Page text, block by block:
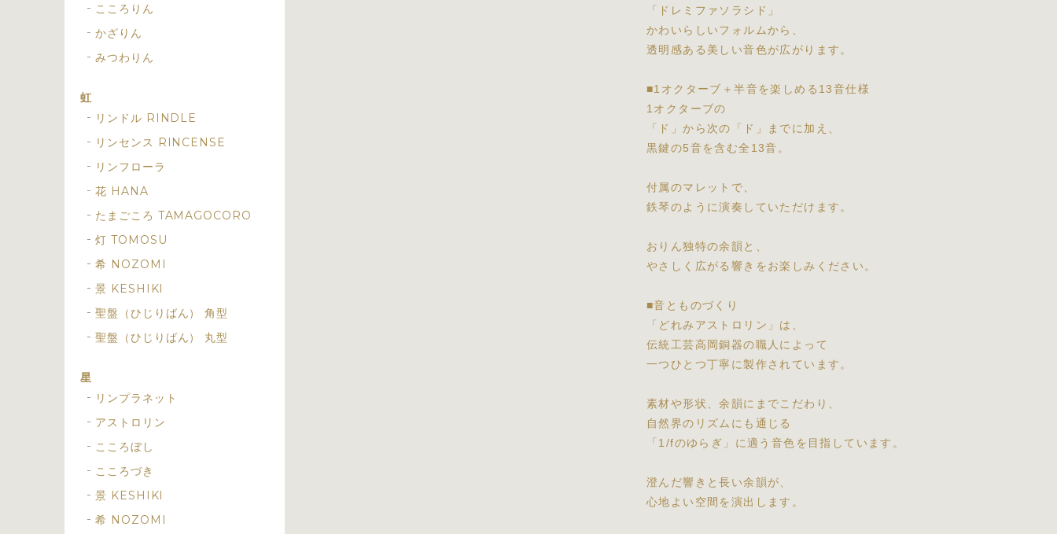
「ドレミファソラシド」
かわいらしいフォルムから、
透明感ある美しい音色が広がります。
■1オクターブ＋半音を楽しめる13音仕様
1オクターブの
「ド」から次の「ド」までに加え、
黒鍵の5音を含む全13音。
付属のマレットで、
鉄琴のように演奏していただけます。
おりん独特の余韻と、
やさしく広がる響きをお楽しみください。
■音とものづくり
「どれみアストロリン」は、
伝統工芸高岡銅器の職人によって
一つひとつ丁寧に製作されています。
素材や形状、余韻にまでこだわり、
自然界のリズムにも通じる
「1/fのゆらぎ」に適う音色を目指しています。
澄んだ響きと長い余韻が、
心地よい空間を演出します。
こころりん
かざりん
みつわりん
虹
リンドル RINDLE
リンセンス RINCENSE
リンフローラ
花 HANA
たまごころ TAMAGOCORO
灯 TOMOSU
希 NOZOMI
景 KESHIKI
聖盤（ひじりばん） 角型
聖盤（ひじりばん） 丸型
星
リンプラネット
アストロリン
こころぼし
こころづき
景 KESHIKI
希 NOZOMI